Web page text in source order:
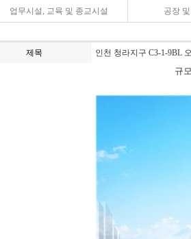
업무시설, 교육 및 종교시설 공장
제목 인천 청라지구 C3-1-9BL
규